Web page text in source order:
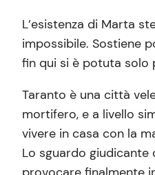
L’esistenza di Marta
impossibile. Sostiene
fin qui si è potuta solo
Taranto è una città
mortifero, e a livello
vivere in casa con la
Lo sguardo giudicante